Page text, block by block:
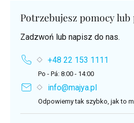
Potrzebujesz pomocy lub
Zadzwoń lub napisz do nas.
+48 22 153 1111
Po - Pá: 8:00 - 14:00
info@majya.pl
Odpowiemy tak szybko, jak to